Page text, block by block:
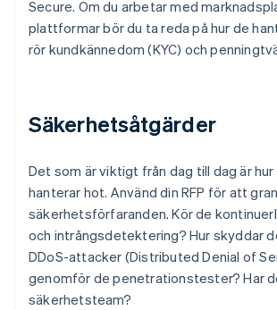
Secure. Om du arbetar med
plattformar bör du ta reda på hur de
rör kundkännedom (KYC) och
Säkerhetsåtgärder
Det som är viktigt från dag till dag är
hanterar hot. Använd din RFP för att
säkerhetsförfaranden. Kör de
och intrångsdetektering? Hur skyddar
DDoS-attacker (Distributed Denial of
genomför de penetrationstester? Har
säkerhetsteam?